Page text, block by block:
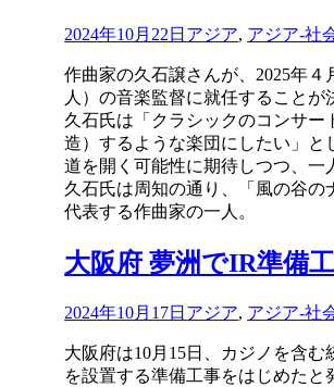
2024年10月22日 アジア, アジア-社
作曲家の久石譲さんが、2025年
人）の音楽監督に就任することが
久石氏は「クラシックのコンサ
造）するような楽団にしたい」
道を開く可能性に期待しつつ、一
久石氏は周知の通り、「風の谷
代表する作曲家の一人。
大阪府 夢洲でIR準備
2024年10月17日 アジア, アジア-社
大阪府は10月15日、カジノを含
を設置する準備工事をはじめたと